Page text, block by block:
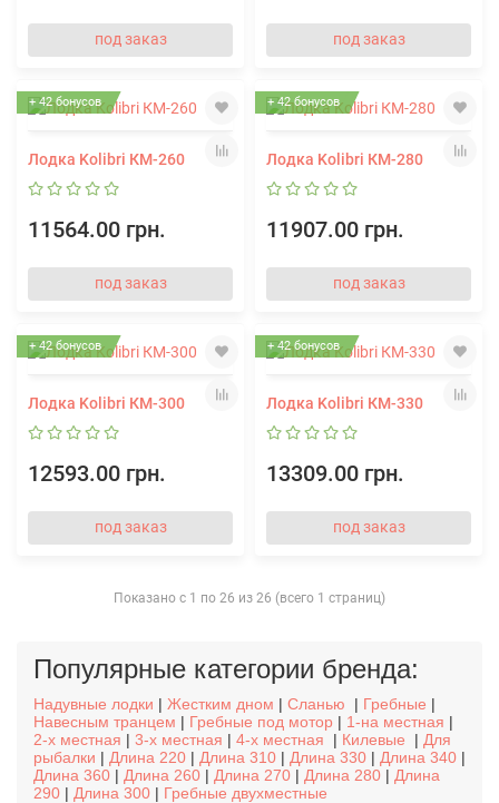
под заказ под заказ
+ 42 бонусов
Лодка Kolibri КМ-260
11564.00 грн.
под заказ
+ 42 бонусов
Лодка Kolibri КМ-280
11907.00 грн.
под заказ
+ 42 бонусов
Лодка Kolibri КМ-300
12593.00 грн.
под заказ
+ 42 бонусов
Лодка Kolibri КМ-330
13309.00 грн.
под заказ
Показано с 1 по 26 из 26 (всего 1 страниц)
Популярные категории бренда:
Надувные лодки | Жестким дном | Сланью | Гребные |
Навесным транцем | Гребные под мотор | 1-на местная |
2-х местная | 3-х местная | 4-х местная | Килевые | Для
рыбалки | Длина 220 | Длина 310 | Длина 330 | Длина 340 |
Длина 360 | Длина 260 | Длина 270 | Длина 280 | Длина
290 | Длина 300 | Гребные двухместные